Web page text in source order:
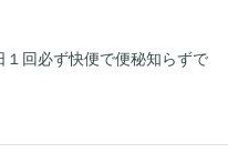
回必ず快便で便秘知らずで